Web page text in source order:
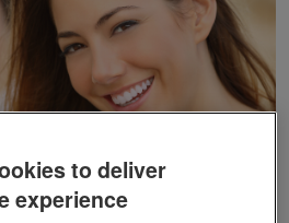
to deliver
experience